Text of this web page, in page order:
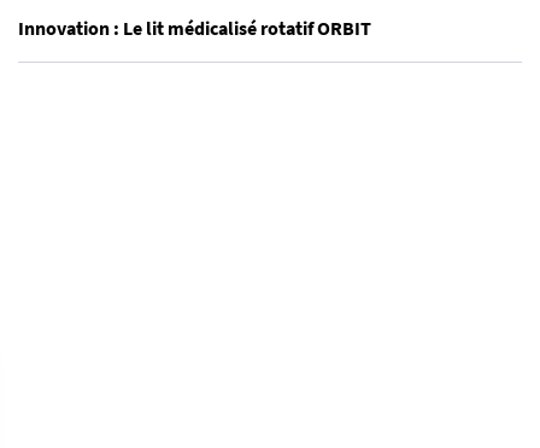
Innovation : Le lit médicalisé rotatif ORBIT